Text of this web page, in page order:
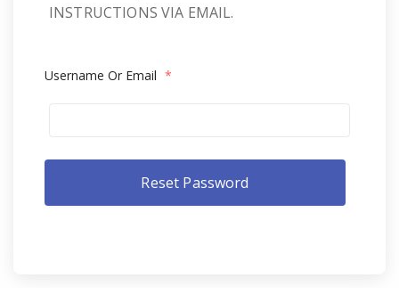
INSTRUCTIONS VIA EMAIL.
Username Or Email *